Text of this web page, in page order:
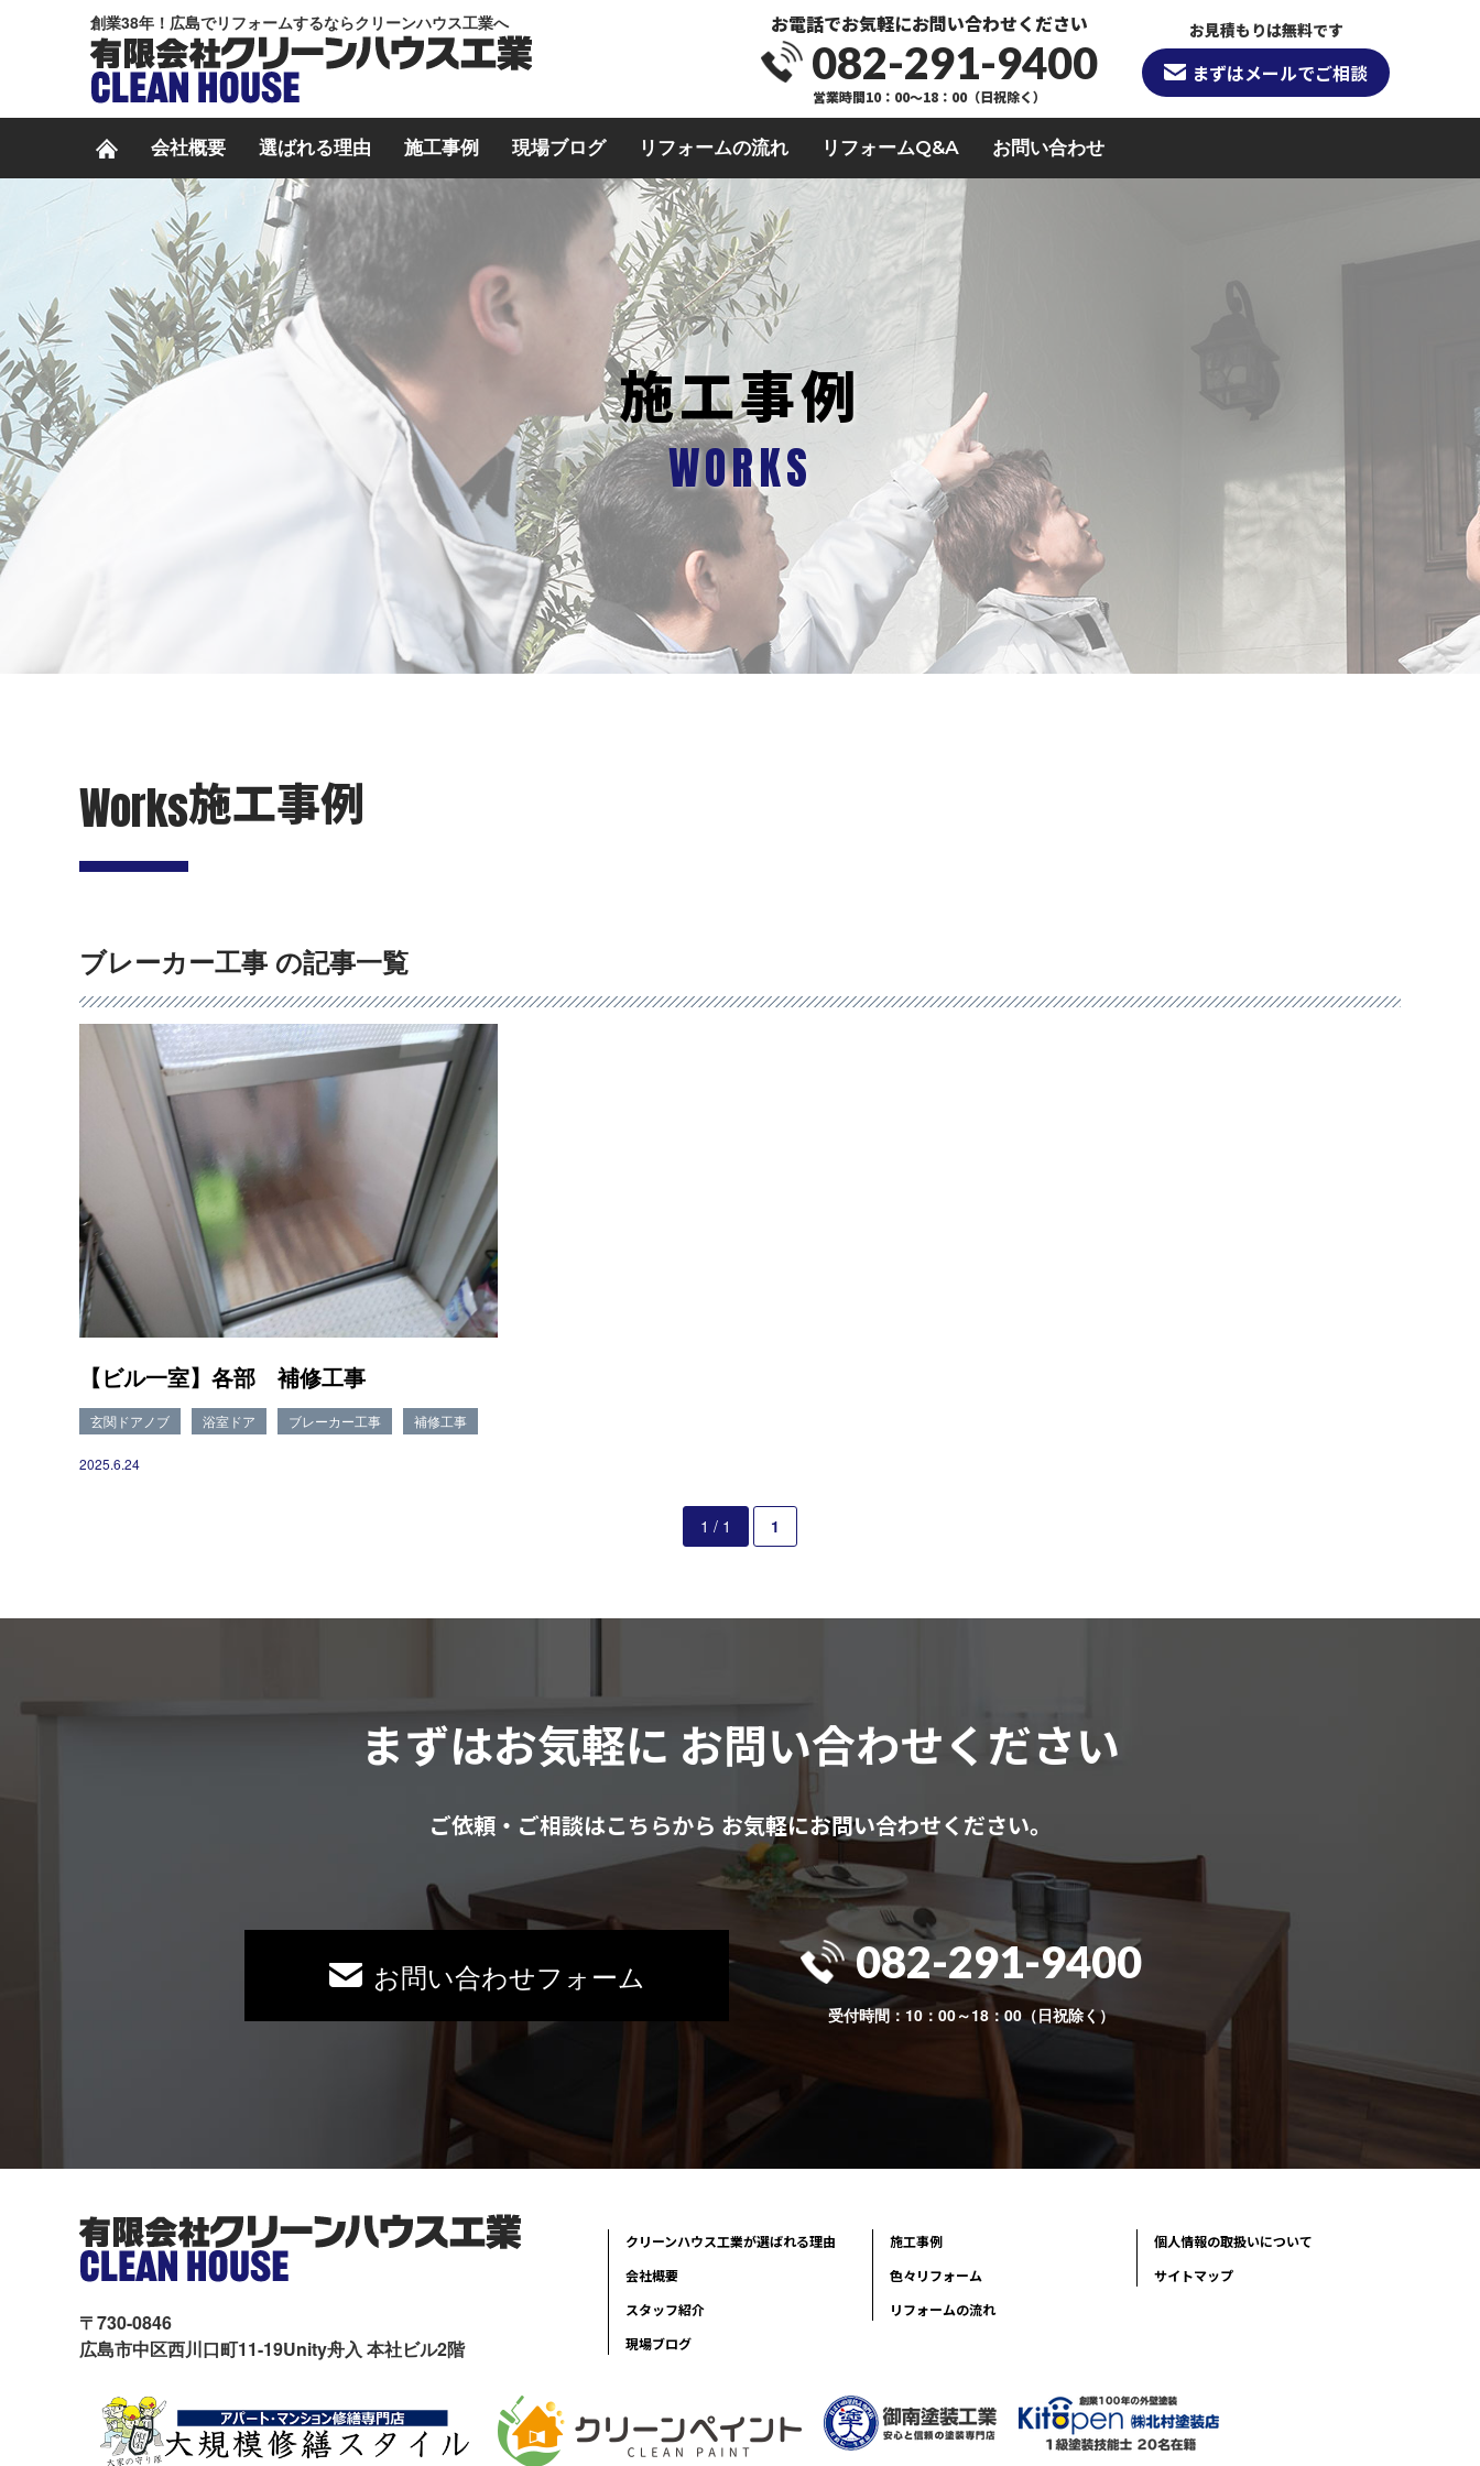
創業38年！広島でリフォームするならクリーンハウス工業へ お電話でお気軽にお問い合わせください
082-291-9400
営業時間10：00～18：00（日祝除く）
お見積もりは無料です
まずはメールでご相談
会社概要 選ばれる理由 施工事例 現場ブログ リフォームの流れ リフォームQ&A お問い合わせ
施工事例
WORKS
Works施工事例
ブレーカー工事 の記事一覧
【ビル一室】各部 補修工事
玄関ドアノブ 浴室ドア ブレーカー工事 補修工事
2025.6.24
1 / 1 1
まずはお気軽に お問い合わせください
ご依頼・ご相談はこちらから お気軽にお問い合わせください。
お問い合わせフォーム 082-291-9400
受付時間：10：00～18：00（日祝除く）
〒730-0846
広島市中区西川口町11-19Unity舟入 本社ビル2階
クリーンハウス工業が選ばれる理由
会社概要
スタッフ紹介
現場ブログ
施工事例
色々リフォーム
リフォームの流れ
個人情報の取扱いについて
サイトマップ